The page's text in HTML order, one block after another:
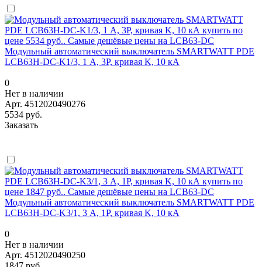
Модульный автоматический выключатель SMARTWATT PDE
LCB63H-DC-K1/3, 1 А, 3P, кривая K, 10 кА
0
Нет в наличии
Арт. 4512020490276
5534 руб.
Заказать
Модульный автоматический выключатель SMARTWATT PDE
LCB63H-DC-K3/1, 3 А, 1P, кривая K, 10 кА
0
Нет в наличии
Арт. 4512020490250